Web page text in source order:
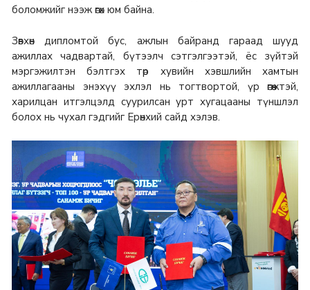
боломжийг нээж өгөх юм байна.
Зөвхөн дипломтой бус, ажлын байранд гараад шууд
ажиллах чадвартай, бүтээлч сэтгэлгээтэй, ёс зүйтэй
мэргэжилтэн бэлтгэх төр хувийн хэвшлийн хамтын
ажиллагааны энэхүү эхлэл нь тогтвортой, үр өгөөжтэй,
харилцан итгэлцэлд суурилсан урт хугацааны түншлэл
болох нь чухал гэдгийг Ерөнхий сайд хэлэв.